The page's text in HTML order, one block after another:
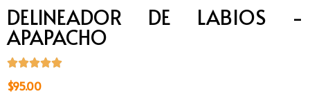
DELINEADOR DE LABIOS -
APAPACHO
$95.00